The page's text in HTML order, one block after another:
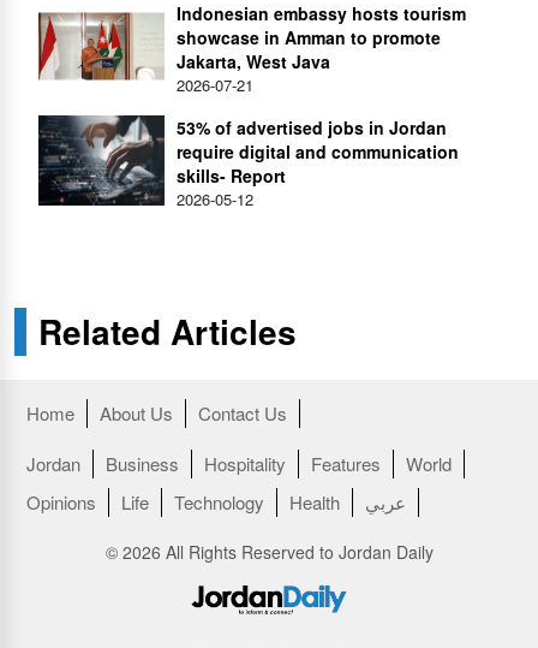
Indonesian embassy hosts tourism
showcase in Amman to promote
Jakarta, West Java
2026-07-21
53% of advertised jobs in Jordan
require digital and communication
skills- Report
2026-05-12
Related Articles
Home About Us
Contact Us
Jordan
Business Hospitality Features
World
Opinions
Life Technology Health عربي
© 2026 All Rights Reserved to Jordan Daily